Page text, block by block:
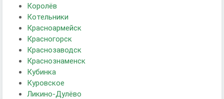
Королёв
Котельники
Красноармейск
Красногорск
Краснозаводск
Краснознаменск
Кубинка
Куровское
Ликино-Дулёво